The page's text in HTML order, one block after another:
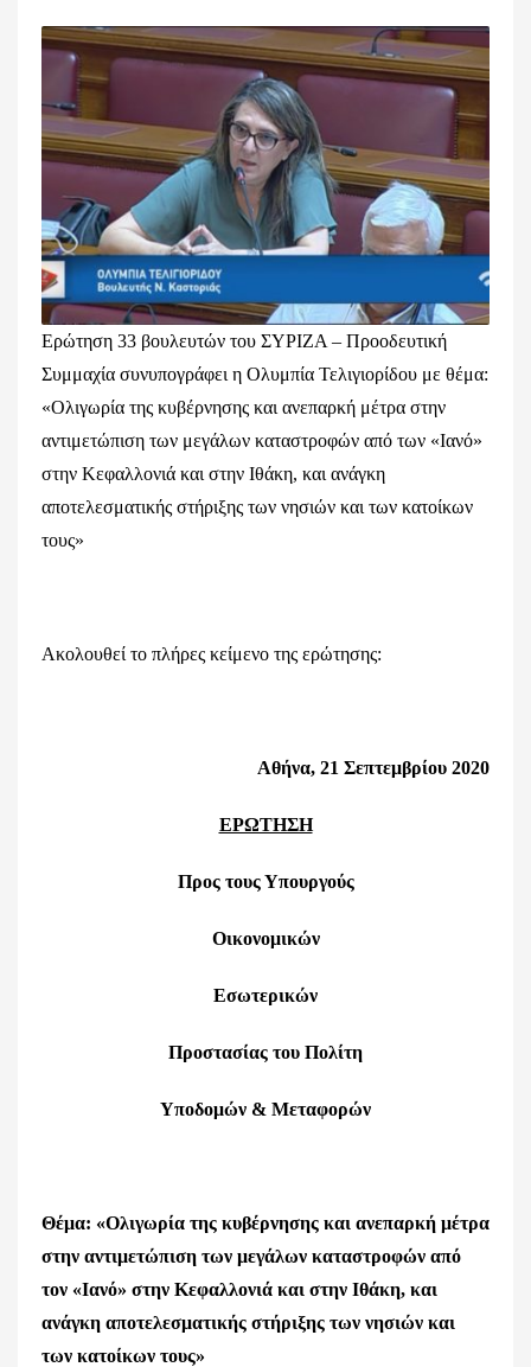
Ερώτηση 33 βουλευτών του ΣΥΡΙΖΑ – Προοδευτική
Συμμαχία συνυπογράφει η Ολυμπία Τελιγιορίδου με θέμα:
«Ολιγωρία της κυβέρνησης και ανεπαρκή μέτρα στην
αντιμετώπιση των μεγάλων καταστροφών από των «Ιανό»
στην Κεφαλλονιά και στην Ιθάκη, και ανάγκη
αποτελεσματικής στήριξης των νησιών και των κατοίκων
τους»
Ακολουθεί το πλήρες κείμενο της ερώτησης:
Αθήνα, 21 Σεπτεμβρίου 2020
ΕΡΩΤΗΣΗ
Προς τους Υπουργούς
Οικονομικών
Εσωτερικών
Προστασίας του Πολίτη
Υποδομών & Μεταφορών
Θέμα: «Ολιγωρία της κυβέρνησης και ανεπαρκή μέτρα
στην αντιμετώπιση των μεγάλων καταστροφών από
τον «Ιανό» στην Κεφαλλονιά και στην Ιθάκη, και
ανάγκη αποτελεσματικής στήριξης των νησιών και
των κατοίκων τους»